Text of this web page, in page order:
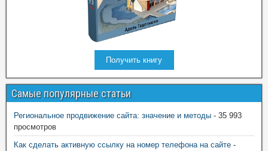
Получить книгу
Самые популярные статьи
Региональное продвижение сайта: значение и методы - 35 993
просмотров
Как сделать активную ссылку на номер телефона на сайте -